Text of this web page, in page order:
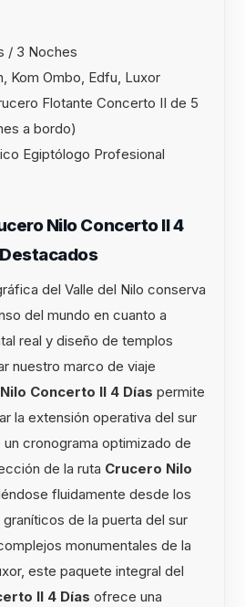
/ 3 Noches
Kom Ombo, Edfu, Luxor
Flotante Concerto II de 5
a bordo)
Egiptólogo Profesional
Nilo Concerto II 4
del Valle del Nilo conserva
del mundo en cuanto a
real y diseño de templos
nuestro marco de viaje
Concerto II 4 Días permite
la extensión operativa del sur
cronograma optimizado de
de la ruta Crucero Nilo
fluidamente desde los
de la puerta del sur
monumentales de la
este paquete integral del
II 4 Días ofrece una